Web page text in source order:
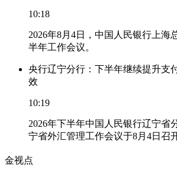
10:18
2026年8月4日，中国人民银行上海
半年工作会议。
央行辽宁分行：下半年继续提升支
效
10:19
2026年下半年中国人民银行辽宁省
宁省外汇管理工作会议于8月4日召开
金视点